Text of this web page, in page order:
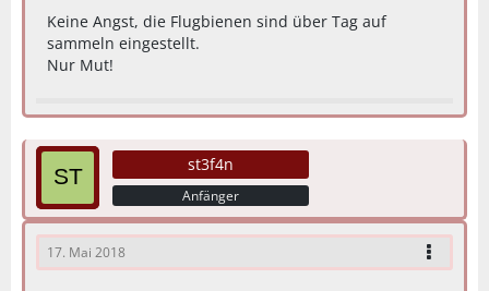
Keine Angst, die Flugbienen sind über Tag auf
sammeln eingestellt.
Nur Mut!
st3f4n
Anfänger
17. Mai 2018